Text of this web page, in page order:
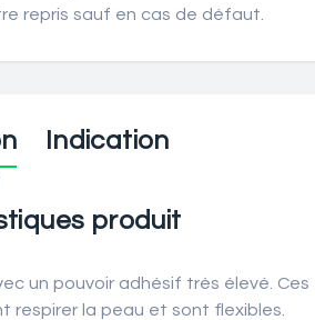
repris sauf en cas de défaut.
Indication
produit
un pouvoir adhésif très élevé. Ces
respirer la peau et sont flexibles.